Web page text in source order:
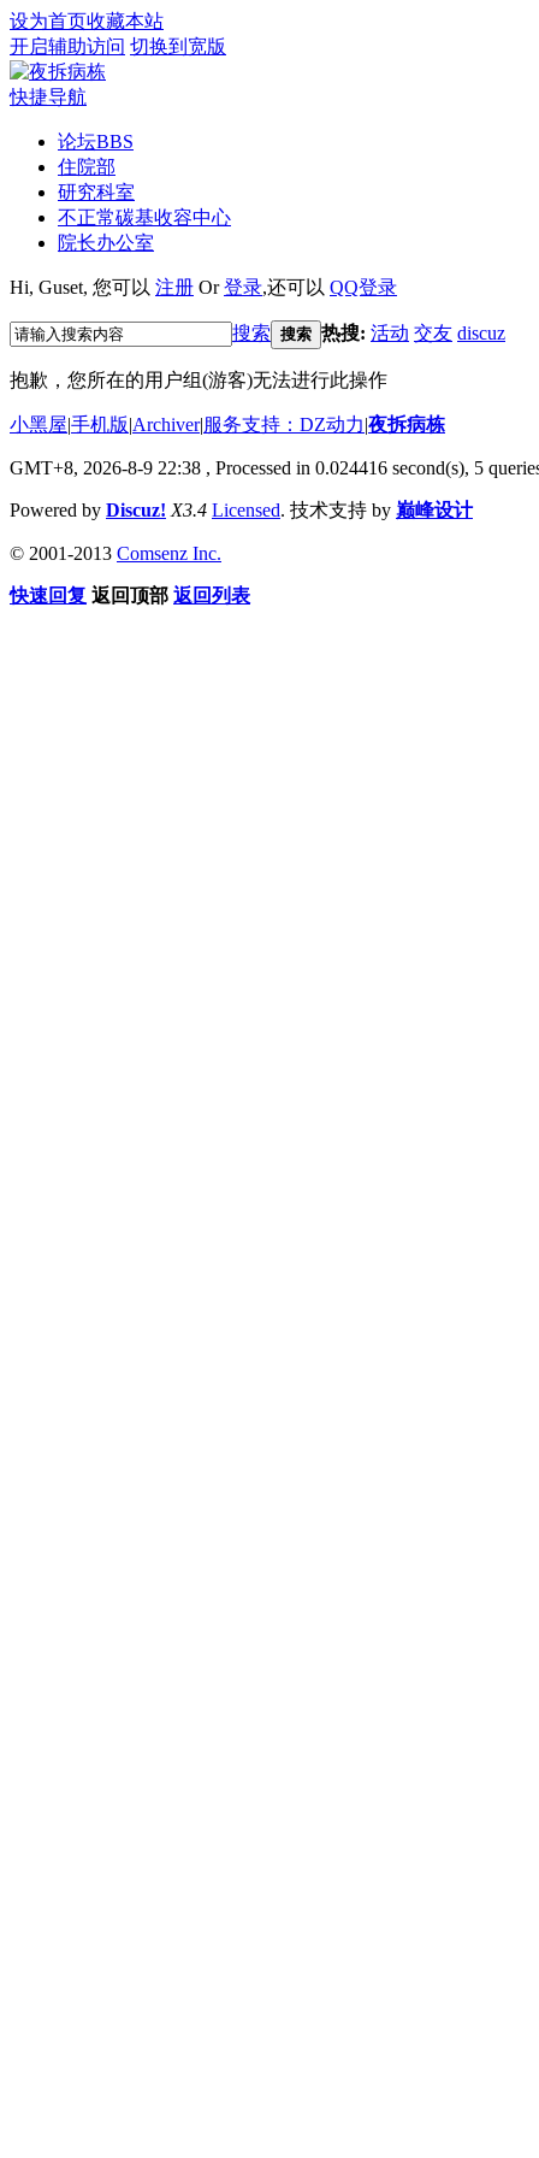
设为首页收藏本站
开启辅助访问 切换到宽版
快捷导航
论坛BBS
住院部
研究科室
不正常碳基收容中心
院长办公室
Hi, Guset, 您可以 注册 Or登录,还可以 QQ登录
搜索 搜索 热搜: 活动 交友 discuz
抱歉，您所在的用户组(游客)无法进行此操作
小黑屋|手机版|Archiver|服务支持：DZ动力|夜拆病栋
GMT+8, 2026-8-9 22:38 , Processed in 0.024416 second(s), 5
Powered by Discuz! X3.4 Licensed. 技术支持 by 巅峰设计
© 2001-2013 Comsenz Inc.
快速回复 返回顶部 返回列表